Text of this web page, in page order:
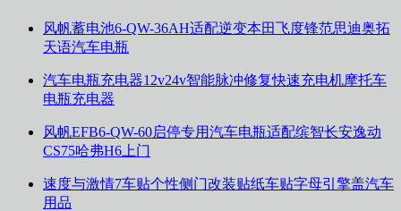
风帆蓄电池6-QW-36AH适配逆变本田飞度锋范思迪奥拓
天语汽车电瓶
汽车电瓶充电器12v24v智能脉冲修复快速充电机摩托车
电瓶充电器
风帆EFB6-QW-60启停专用汽车电瓶适配缤智长安逸动
CS75哈弗H6上门
速度与激情7车贴个性侧门改装贴纸车贴字母引擎盖汽车
用品